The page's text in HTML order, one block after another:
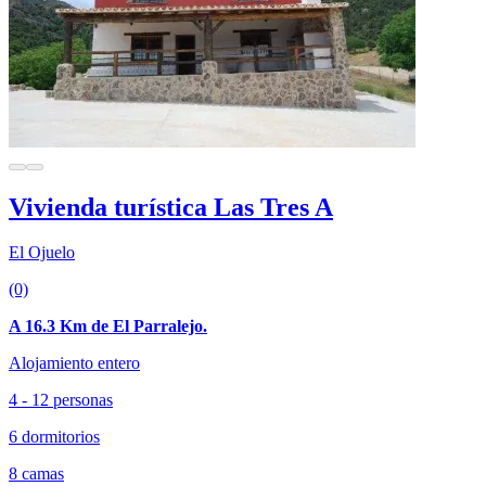
Vivienda turística Las Tres A
El Ojuelo
(0)
A 16.3 Km de El Parralejo.
Alojamiento entero
4 - 12 personas
6 dormitorios
8 camas